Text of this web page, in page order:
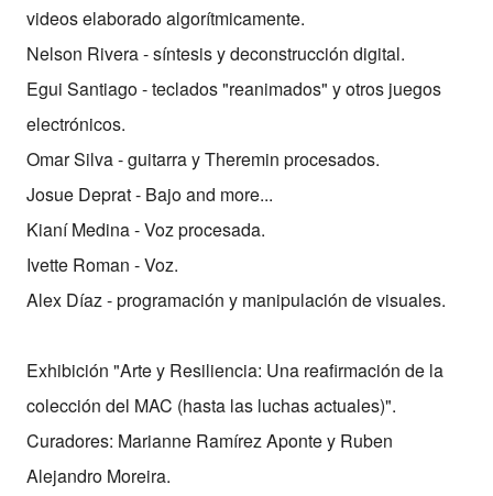
videos elaborado algorítmicamente.
Nelson Rivera - síntesis y deconstrucción digital.
Egui Santiago - teclados "reanimados" y otros juegos
electrónicos.
Omar Silva - guitarra y Theremin procesados.
Josue Deprat - Bajo and more...
Kianí Medina - Voz procesada.
Ivette Roman - Voz.
Alex Díaz - programación y manipulación de visuales.
Exhibición "Arte y Resiliencia: Una reafirmación de la
colección del MAC (hasta las luchas actuales)".
Curadores: Marianne Ramírez Aponte y Ruben
Alejandro Moreira.